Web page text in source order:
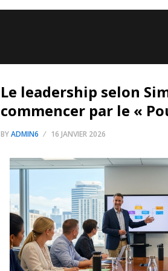
Le leadership selon
commencer par le «
BYADMIN6 16 JANVIER 2026